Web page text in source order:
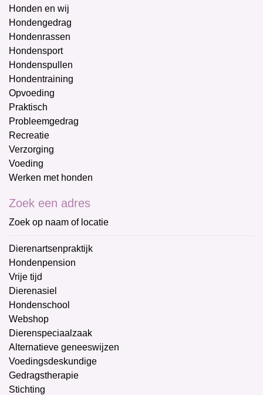
Honden en wij
Hondengedrag
Hondenrassen
Hondensport
Hondenspullen
Hondentraining
Opvoeding
Praktisch
Probleemgedrag
Recreatie
Verzorging
Voeding
Werken met honden
Zoek een adres
Zoek op naam of locatie
Dierenartsenpraktijk
Hondenpension
Vrije tijd
Dierenasiel
Hondenschool
Webshop
Dierenspeciaalzaak
Alternatieve geneeswijzen
Voedingsdeskundige
Gedragstherapie
Stichting